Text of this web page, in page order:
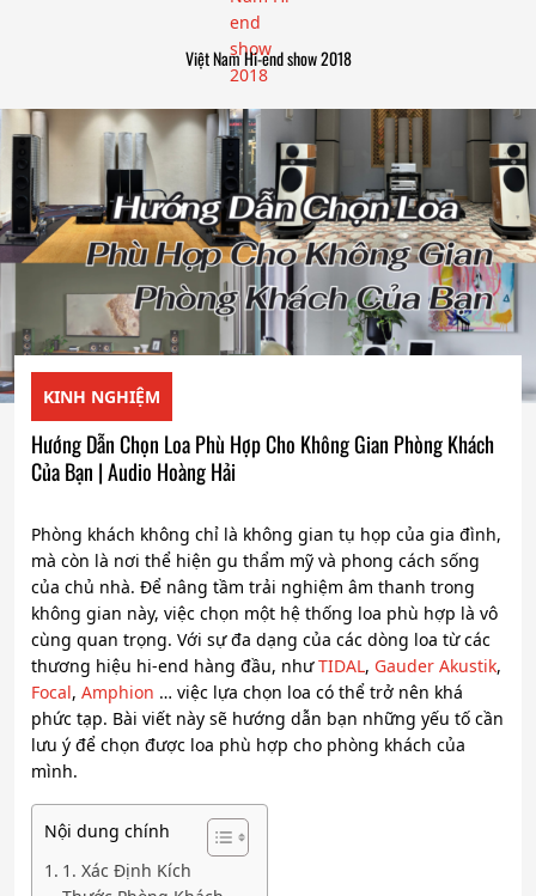
Việt Nam Hi-end show 2018
KINH NGHIỆM
Hướng Dẫn Chọn Loa Phù Hợp Cho Không Gian Phòng Khách
Của Bạn | Audio Hoàng Hải
Phòng khách không chỉ là không gian tụ họp của gia đình,
mà còn là nơi thể hiện gu thẩm mỹ và phong cách sống
của chủ nhà. Để nâng tầm trải nghiệm âm thanh trong
không gian này, việc chọn một hệ thống loa phù hợp là vô
cùng quan trọng. Với sự đa dạng của các dòng loa từ các
thương hiệu hi-end hàng đầu, nhưTIDAL, Gauder Akustik,
Focal, Amphion … việc lựa chọn loa có thể trở nên khá
phức tạp. Bài viết này sẽ hướng dẫn bạn những yếu tố cần
lưu ý để chọn được loa phù hợp cho phòng khách của
mình.
Nội dung chính
1. Xác Định Kích